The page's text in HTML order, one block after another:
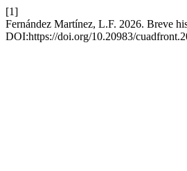
[1]
Fernández Martínez, L.F. 2026. Breve
DOI:https://doi.org/10.20983/